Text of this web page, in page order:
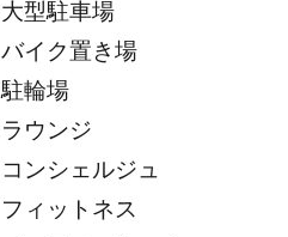
大型駐車場
バイク置き場
駐輪場
ラウンジ
コンシェルジュ
フィットネス